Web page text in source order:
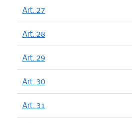
Art. 27
Art. 28
Art. 29
Art. 30
Art. 31